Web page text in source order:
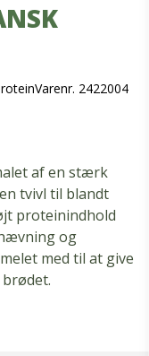
Varenr. 2422004
af en stærk
tvivl til blandt
proteinindhold
og
med til at give